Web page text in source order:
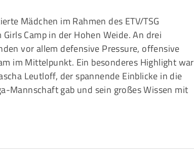
Mädchen im Rahmen des ETV/TSG
Camp in der Hohen Weide. An drei
vor allem defensive Pressure, offensive
im Mittelpunkt. Ein besonderes Highlight war
Leutloff, der spannende Einblicke in die
Mannschaft gab und sein großes Wissen mit